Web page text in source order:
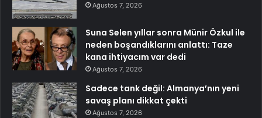
Ağustos 7, 2026
Suna Selen yıllar sonra Münir Özkul ile
neden boşandıklarını anlattı: Taze
kana ihtiyacım var dedi
Ağustos 7, 2026
Sadece tank değil: Almanya’nın yeni
savaş planı dikkat çekti
Ağustos 7, 2026